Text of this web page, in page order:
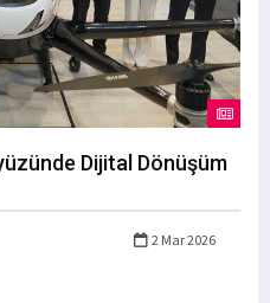
Dijital Dönüşüm
2 Mar 2026